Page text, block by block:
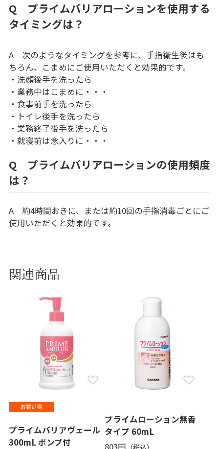
Q プライムバリアローションを使用する
タイミングは？
A 次のようなタイミングを参考に、手指衛生後はも
ちろん、こまめにご使用いただくと効果的です。
・洗顔後手を洗ったら
・業務中はこまめに・・・
・食事前手を洗ったら
・トイレ後手を洗ったら
・業務終了後手を洗ったら
・就寝前は念入りに・・・
Q プライムバリアローションの使用頻度
は？
A 約4時間おきに、または約10回の手指消毒ごとにご
使用いただくと効果的です。
関連商品
プライムバリアヴェール
300mL ポンプ付
プライムローション無香
タイプ 60mL